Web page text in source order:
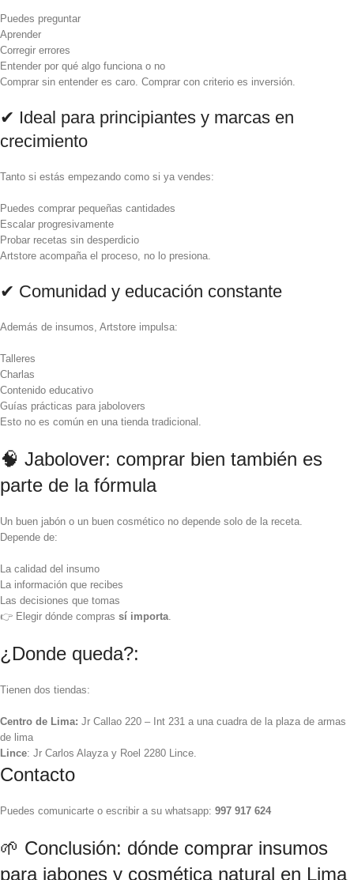
Puedes preguntar
Aprender
Corregir errores
Entender por qué algo funciona o no
Comprar sin entender es caro. Comprar con criterio es inversión.
✔ Ideal para principiantes y marcas en
crecimiento
Tanto si estás empezando como si ya vendes:
Puedes comprar pequeñas cantidades
Escalar progresivamente
Probar recetas sin desperdicio
Artstore acompaña el proceso, no lo presiona.
✔ Comunidad y educación constante
Además de insumos, Artstore impulsa:
Talleres
Charlas
Contenido educativo
Guías prácticas para jabolovers
Esto no es común en una tienda tradicional.
🧠 Jabolover: comprar bien también es
parte de la fórmula
Un buen jabón o un buen cosmético no depende solo de la receta.
Depende de:
La calidad del insumo
La información que recibes
Las decisiones que tomas
👉 Elegir dónde compras sí importa
¿Donde queda?:
Tienen dos tiendas:
Centro de Lima: Jr Callao 220 – Int 231 a una cuadra de la plaza de armas
de lima
Lince: Jr Carlos Alayza y Roel 2280 Lince.
Contacto
Puedes comunicarte o escribir a su whatsapp: 997 917 624
🌱 Conclusión: dónde comprar insumos
para jabones y cosmética natural en Lima